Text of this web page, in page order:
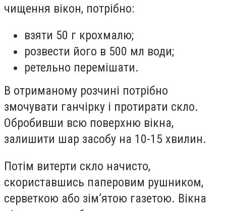
чищення вікон, потрібно:
взяти 50 г крохмалю;
розвести його в 500 мл води;
ретельно перемішати.
В отриманому розчині потрібно
змочувати ганчірку і протирати скло.
Обробивши всю поверхню вікна,
залишити шар засобу на 10-15 хвилин.
Потім витерти скло начисто,
скориставшись паперовим рушником,
серветкою або зім’ятою газетою. Вікна